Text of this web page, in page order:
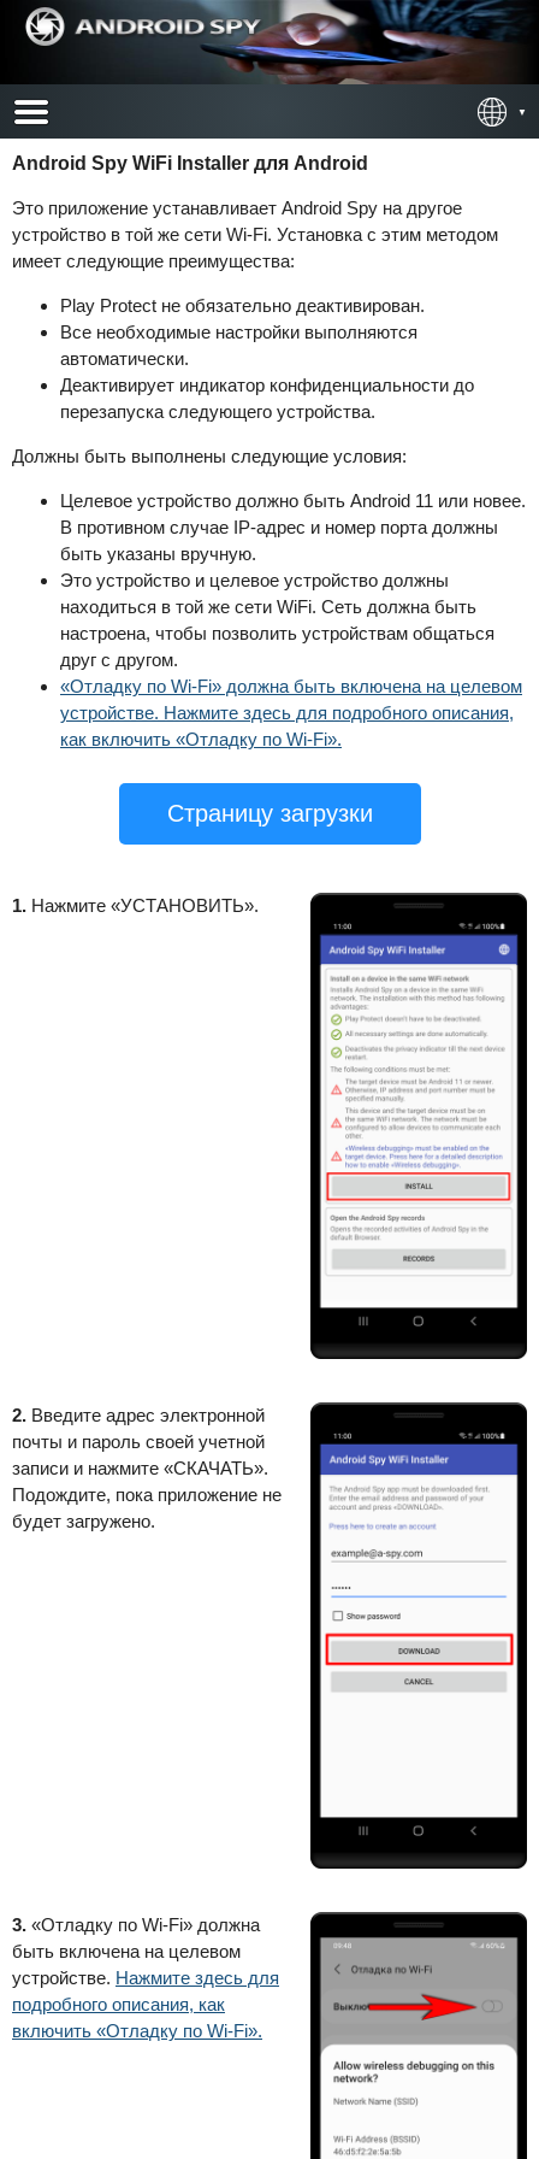
Android Spy WiFi Installer для Android
Это приложение устанавливает Android Spy на другое
устройство в той же сети Wi-Fi. Установка с этим методом
имеет следующие преимущества:
Play Protect не обязательно деактивирован.
Все необходимые настройки выполняются
автоматически.
Деактивирует индикатор конфиденциальности до
перезапуска следующего устройства.
Должны быть выполнены следующие условия:
Целевое устройство должно быть Android 11 или новее.
В противном случае IP-адрес и номер порта должны
быть указаны вручную.
Это устройство и целевое устройство должны
находиться в той же сети WiFi. Сеть должна быть
настроена, чтобы позволить устройствам общаться
друг с другом.
«Отладку по Wi-Fi» должна быть включена на целевом
устройстве. Нажмите здесь для подробного описания,
как включить «Отладку по Wi-Fi».
Страницу загрузки
1. Нажмите «УСТАНОВИТЬ».
2. Введите адрес электронной
почты и пароль своей учетной
записи и нажмите «СКАЧАТЬ».
Подождите, пока приложение не
будет загружено.
3. «Отладку по Wi-Fi» должна
быть включена на целевом
устройстве. Нажмите здесь для
подробного описания, как
включить «Отладку по Wi-Fi».